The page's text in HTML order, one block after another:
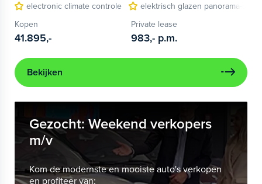
electronic climate controle
elektrisch glazen panorama-dak
Kopen
41.895,-
Private lease
983,- p.m.
Bekijken
Gezocht: Weekend verkopers
m/v
Kom de modernste en mooiste auto's verkopen
en profiteer van: